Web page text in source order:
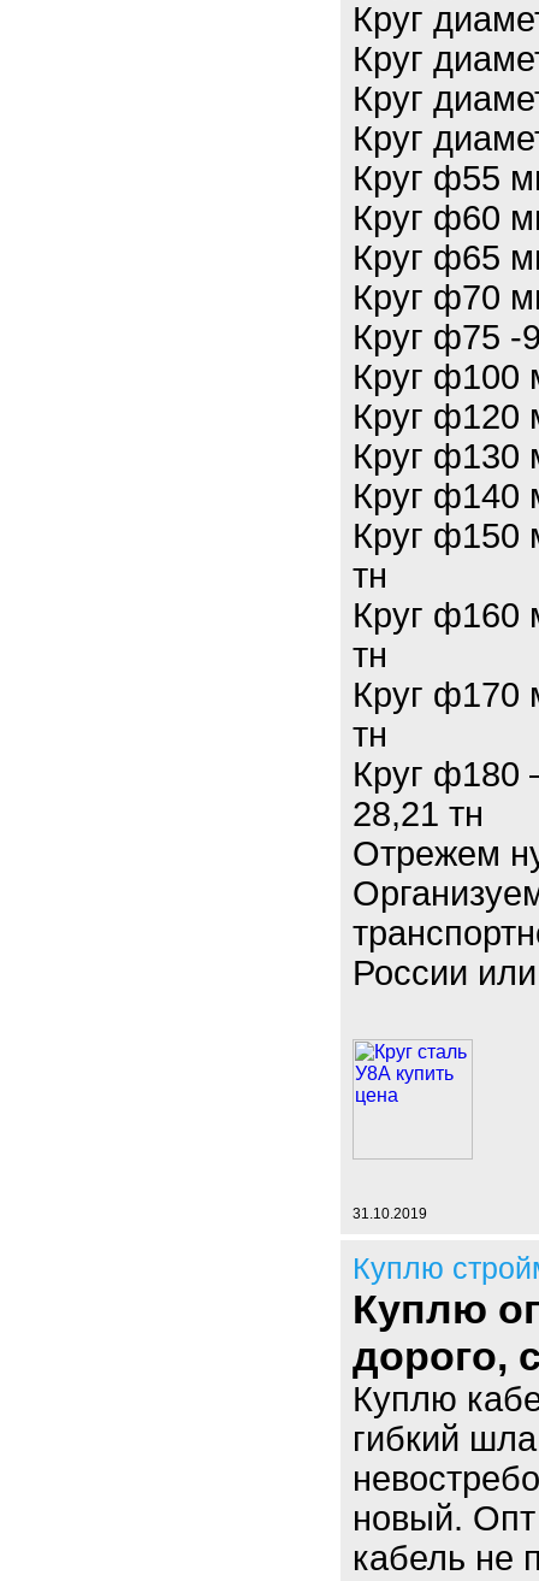
Круг
Круг
Круг
Круг
Круг ф55
Круг ф60
Круг ф65
Круг ф70
Круг ф75 -
Круг ф100
Круг ф120
Круг ф130
Круг ф140
Круг ф150
тн
Круг ф160
тн
Круг ф170
тн
Круг ф180
28,21 тн
Отрежем
России
31.10.2019
Куплю
Куплю
дорого,
Куплю
гибкий
новый.
кабель не